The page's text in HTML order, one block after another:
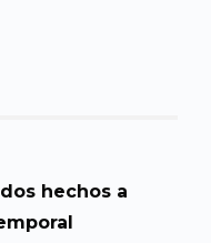
hechos a